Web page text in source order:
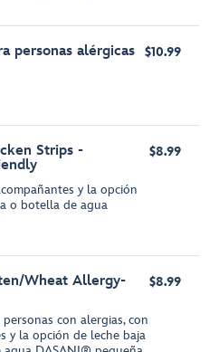
personas alérgicas
$10.99
Strips -
y la opción
o botella de agua
$8.99
Wheat Allergy-
con alergias, con
y la opción de leche baja
$8.99